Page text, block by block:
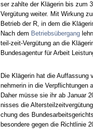
ser zahl­te der Kläge­rin bis zum
Vergütung wei­ter. Mit Wir­kung
Be­trieb der R, in dem die
Nach dem Be­triebsüber­gang
teil-zeit-Vergütung an die
Bun­des­agen­tur für Ar­beit
Die Kläge­rin hat die
neh­me­rin in die Ver­pflich­tun­gen
Da­her müsse sie ihr ab Ja­nu­ar
nis­ses die
chung des
be­son­de­re ge­gen die Richt­li­nie